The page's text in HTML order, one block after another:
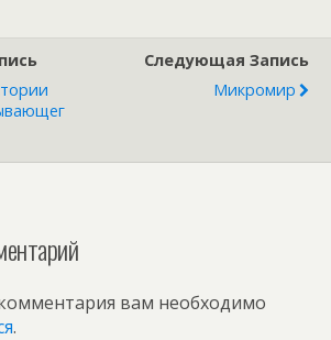
Следующая Запись
Микромир
вам необходимо
.